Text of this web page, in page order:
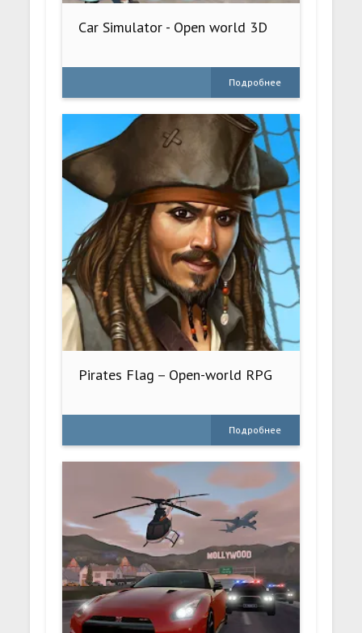
Car Simulator - Open world 3D
Подробнее
Pirates Flag－Open-world RPG
Подробнее